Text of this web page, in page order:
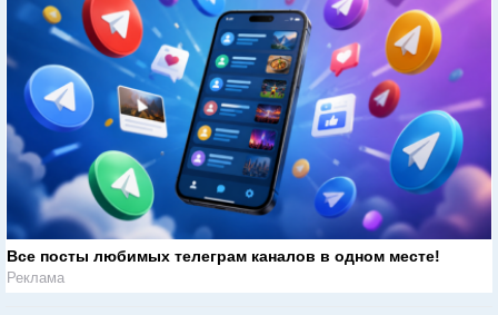
Все посты любимых телеграм каналов в одном месте!
Реклама